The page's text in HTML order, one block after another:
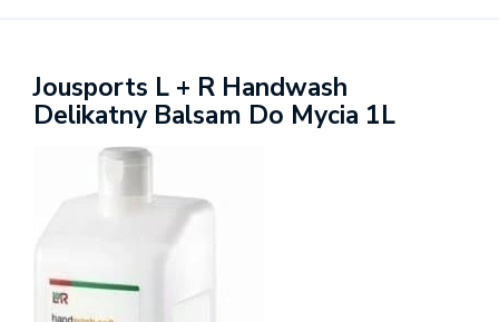
Jousports L + R Handwash
Delikatny Balsam Do Mycia 1L